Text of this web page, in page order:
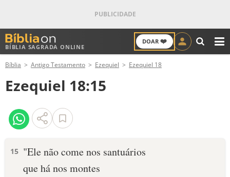
BÍBLIA SAGRADA ONLINE
DOAR ❤️
ANTIGO TESTAMENTO
NOVO TESTAMENTO
VERSÍCULOS
PALAVRA DO DIA
Bíblia Antigo Testamento Ezequiel Ezequiel 18
Ezequiel 18:15
15 "Ele não come nos santuários
que há nos montes